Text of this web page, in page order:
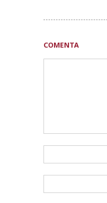
COMENTA